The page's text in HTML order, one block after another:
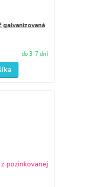
galvanizovaná
do 3-7 dní